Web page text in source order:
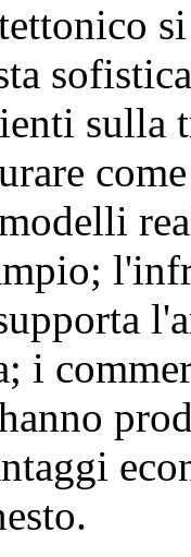
sulla
i